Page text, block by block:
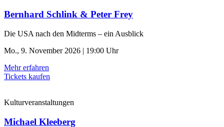
Bernhard Schlink & Peter Frey
Die USA nach den Midterms – ein Ausblick
Mo., 9. November 2026 | 19:00 Uhr
Mehr erfahren
Tickets kaufen
Kulturveranstaltungen
Michael Kleeberg